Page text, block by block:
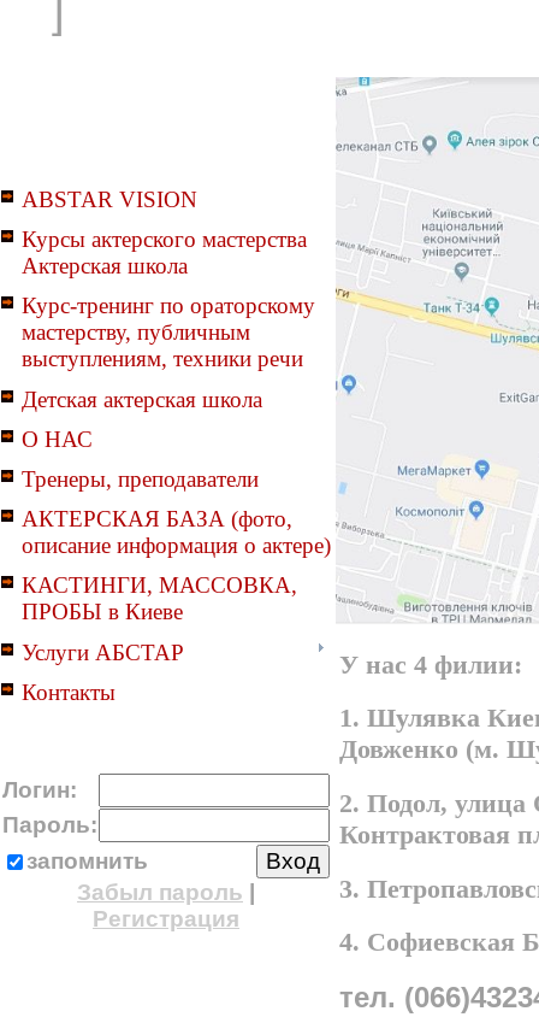
]
ABSTAR VISION
Курсы актерского мастерства
Актерская школа
Курс-тренинг по ораторскому
мастерству, публичным
выступлениям, техники речи
Детская актерская школа
О НАС
Тренеры, преподаватели
АКТЕРСКАЯ БАЗА (фото,
описание информация о актере)
КАСТИНГИ, МАССОВКА,
ПРОБЫ в Киеве
Услуги АБСТАР
Контакты
Логин:
Пароль:
запомнить
Забыл пароль
Регистрация
У нас 4 филии:
1. Шулявка
Довженко (м.
2. Подол,
Контрактовая
3.
4. Софиевская
тел.